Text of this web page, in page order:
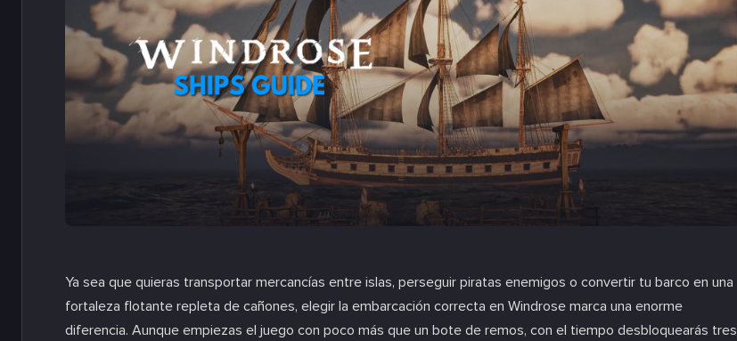
Ya sea que quieras transportar mercancías entre islas, perseguir piratas enemigos o convertir tu barco en una
fortaleza flotante repleta de cañones, elegir la embarcación correcta en Windrose marca una enorme
diferencia. Aunque empiezas el juego con poco más que un bote de remos, con el tiempo desbloquearás tres